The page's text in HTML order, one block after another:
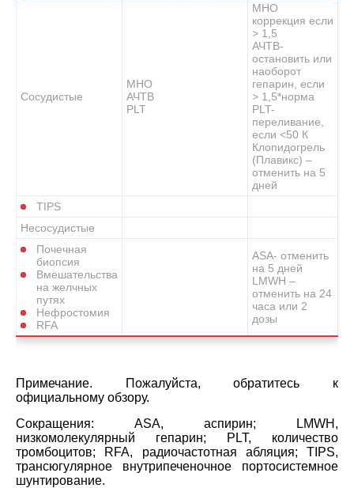
Сосудистые
МНО
АЧТВ
PLT
МНО
коррекция если
> 1,5
АЧТВ-
остановить или
наоборот
гепарин, если
> 1,5*норма
PLT-
переливание,
если <50 К
Клопидогрель
(Плавикс) –
отменить на 5
дней
TIPS
Несосудистые
Почечная
биопсия
Вмешательства
на желчных
путях
Нефростомия
RFA
ASA- отменить
на 5 дней
LMWH –
отменить на 24
часа или 2
дозы
Примечание. Пожалуйста, обратитесь к
официальному обзору.
Сокращения: ASA, аспирин; LMWH,
низкомолекулярный гепарин; PLT, количество
тромбоцитов; RFA, радиочастотная абляция; TIPS,
трансюгулярное внутрипеченочное портосистемное
шунтирование.